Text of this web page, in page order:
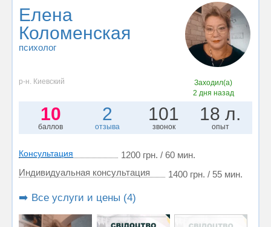
Елена
Коломенская
психолог
р-н. Киевский
Заходил(а)
2 дня назад
10
баллов
2
отзыва
101
звонок
18 л.
опыт
Консультация
1200 грн. / 60 мин.
Индивидуальная консультация
1400 грн. / 55 мин.
➡️ Все услуги и цены (4)